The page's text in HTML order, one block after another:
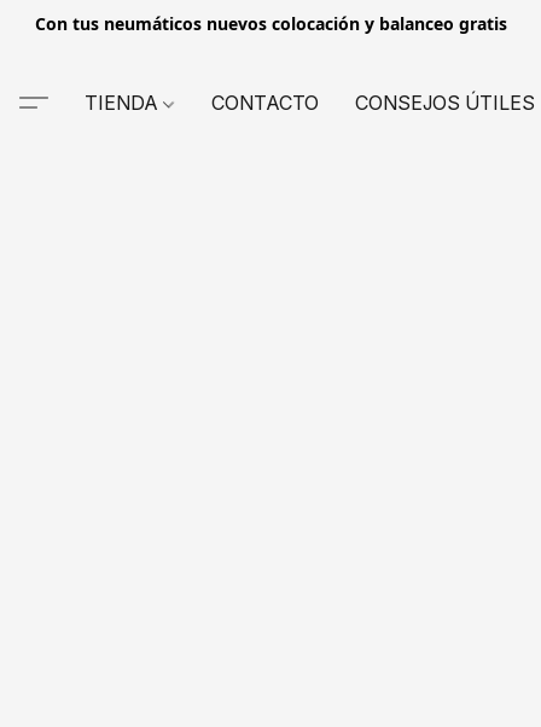
Con tus neumáticos nuevos colocación y balanceo gratis
TIENDA CONTACTO CONSEJOS ÚTILES